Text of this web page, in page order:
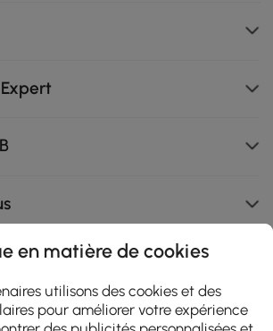
4.9
star
en matière de cookies
utilisons des cookies et des
pour améliorer votre expérience